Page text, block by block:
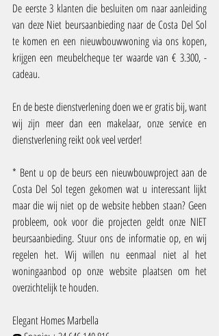
De eerste 3 klanten die besluiten om naar aanleiding
van deze Niet beursaanbieding naar de Costa Del Sol
te komen en een nieuwbouwwoning via ons kopen,
krijgen een meubelcheque ter waarde van € 3.300, -
cadeau.
En de beste dienstverlening doen we er gratis bij, want
wij zijn meer dan een makelaar, onze service en
dienstverlening reikt ook veel verder!
* Bent u op de beurs een nieuwbouwproject aan de
Costa Del Sol tegen gekomen wat u interessant lijkt
maar die wij niet op de website hebben staan? Geen
probleem, ook voor die projecten geldt onze NIET
beursaanbieding. Stuur ons de informatie op, en wij
regelen het. Wij willen nu eenmaal niet al het
woningaanbod op onze website plaatsen om het
overzichtelijk te houden.
Elegant Homes Marbella